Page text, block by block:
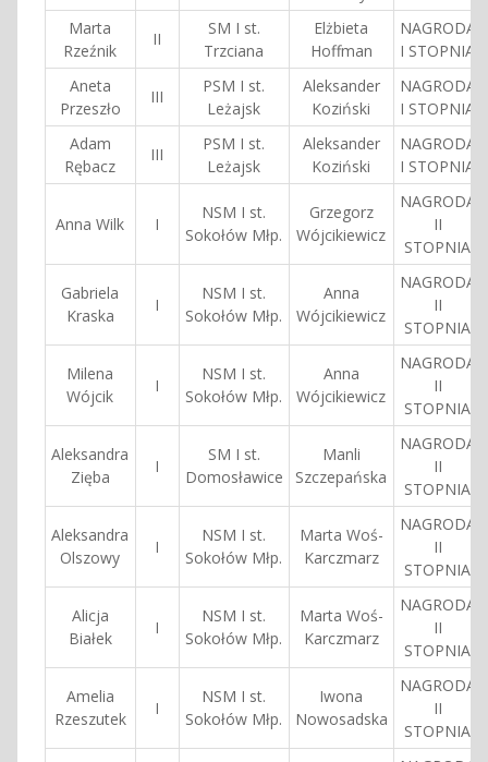
Marta
Rzeźnik
II
SM I st.
Trzciana
Elżbieta
Hoffman
NAGRODA
I STOPNIA
Aneta
Przeszło
III
PSM I st.
Leżajsk
Aleksander
Koziński
NAGRODA
I STOPNIA
Adam
Rębacz
III
PSM I st.
Leżajsk
Aleksander
Koziński
NAGRODA
I STOPNIA
Anna Wilk I
NSM I st.
Sokołów Młp.
Grzegorz
Wójcikiewicz
NAGRODA
II
STOPNIA
Gabriela
Kraska
I
NSM I st.
Sokołów Młp.
Anna
Wójcikiewicz
NAGRODA
II
STOPNIA
Milena
Wójcik
I
NSM I st.
Sokołów Młp.
Anna
Wójcikiewicz
NAGRODA
II
STOPNIA
Aleksandra
Zięba
I
SM I st.
Domosławice
Manli
Szczepańska
NAGRODA
II
STOPNIA
Aleksandra
Olszowy
I
NSM I st.
Sokołów Młp.
Marta Woś-
Karczmarz
NAGRODA
II
STOPNIA
Alicja
Białek
I
NSM I st.
Sokołów Młp.
Marta Woś-
Karczmarz
NAGRODA
II
STOPNIA
Amelia
Rzeszutek
I
NSM I st.
Sokołów Młp.
Iwona
Nowosadska
NAGRODA
II
STOPNIA